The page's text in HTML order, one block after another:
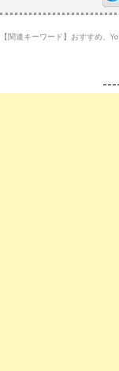
【関連キーワード】おすすめ、